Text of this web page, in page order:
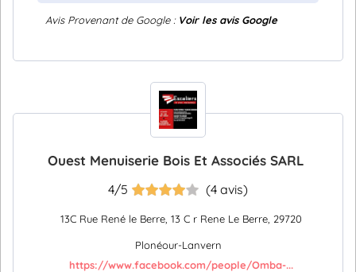
Avis Provenant de Google : Voir les avis Google
Ouest Menuiserie Bois Et Associés SARL
4/5 (4 avis)
13C Rue René le Berre, 13 C r Rene Le Berre, 29720
Plonéour-Lanvern
https://www.facebook.com/people/Omba-...